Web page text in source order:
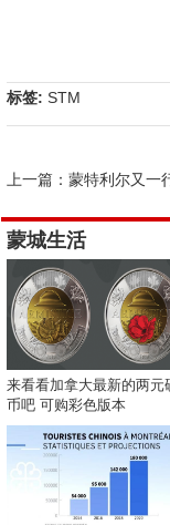
标签: STM
上一篇： 蒙特利尔又一
蒙城生活
来看看加拿大最新的两元
币吧 可购彩色版本